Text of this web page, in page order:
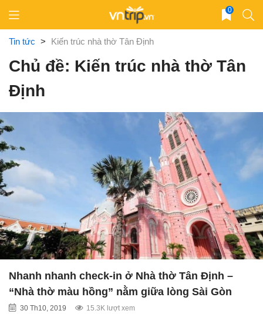
content
0
Tin tức > Kiến trúc nhà thờ Tân Định
Chủ đề: Kiến trúc nhà thờ Tân
Định
Nhanh nhanh check-in ở Nhà thờ Tân Định –
“Nhà thờ màu hồng” nằm giữa lòng Sài Gòn
30 Th10, 2019 15.3K lượt xem